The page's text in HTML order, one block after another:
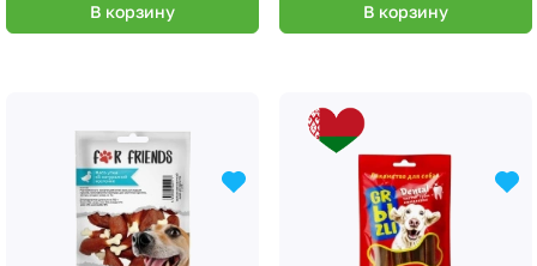
В корзину В корзину